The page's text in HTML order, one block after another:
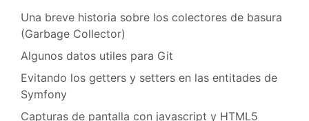
Una breve historia sobre los colectores de basura
(Garbage Collector)
Algunos datos utiles para Git
Evitando los getters y setters en las entitades de
Symfony
Capturas de pantalla con javascript y HTML5